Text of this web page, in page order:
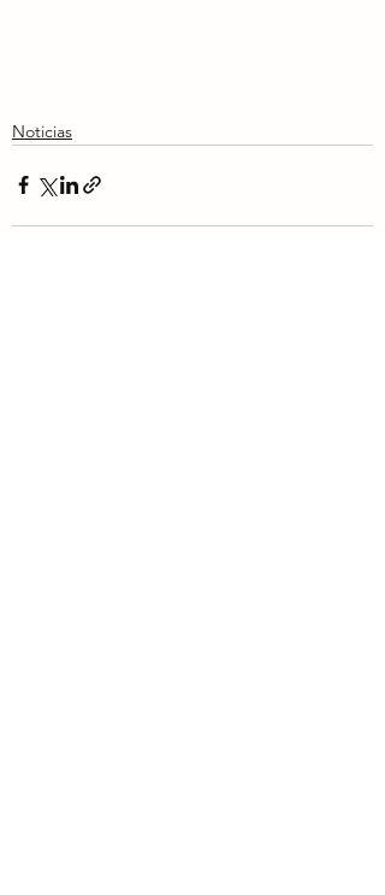
Noticias